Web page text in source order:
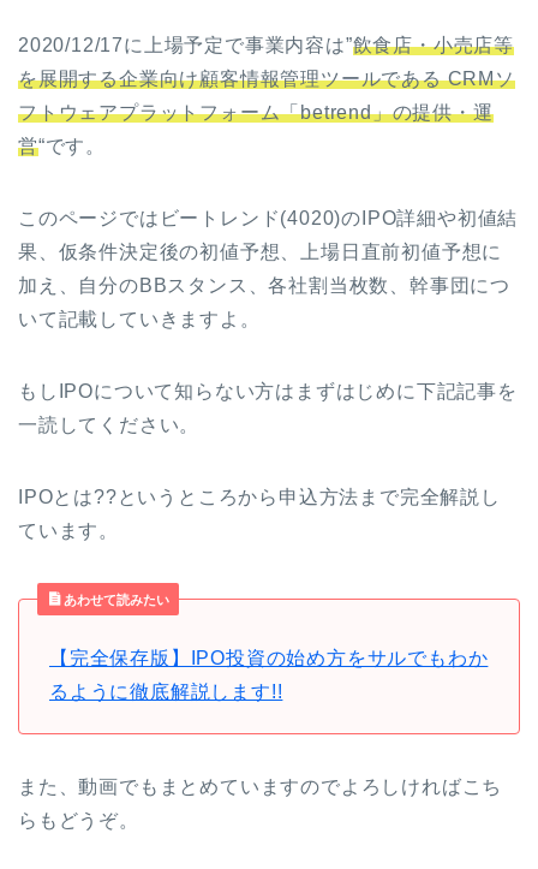
2020/12/17に上場予定で事業内容は”飲食店・小売店等
を展開する企業向け顧客情報管理ツールである CRMソ
フトウェアプラットフォーム「betrend」の提供・運
営“です。
このページではビートレンド(4020)のIPO詳細や初値結
果、仮条件決定後の初値予想、上場日直前初値予想に
加え、自分のBBスタンス、各社割当枚数、幹事団につ
いて記載していきますよ。
もしIPOについて知らない方はまずはじめに下記記事を
一読してください。
IPOとは??というところから申込方法まで完全解説し
ています。
あわせて読みたい
【完全保存版】IPO投資の始め方をサルでもわか
るように徹底解説します!!
また、動画でもまとめていますのでよろしければこち
らもどうぞ。